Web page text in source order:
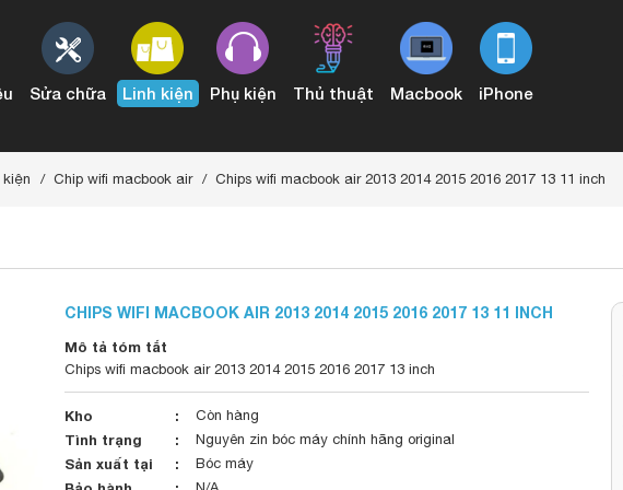
Sửa chữa Linh kiện Phụ kiện Thủ thuật Macbook iPhone
kiện Chip wifi macbook air Chips wifi macbook air 2013 2014 2015 2016 2017 13 11 inch
CHIPS WIFI MACBOOK AIR 2013 2014 2015 2016 2017 13 11 INCH
Mô tả tóm tắt
Chips wifi macbook air 2013 2014 2015 2016 2017 13 inch
Kho Còn hàng
Tình trạng Nguyên zin bóc máy chính hãng original
Sản xuất tại Bóc máy